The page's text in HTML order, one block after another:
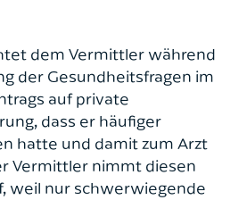
dem Vermittler während
der Gesundheitsfragen im
auf private
dass er häufiger
hatte und damit zum Arzt
Vermittler nimmt diesen
weil nur schwerwiegende